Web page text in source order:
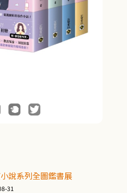
說系列全圖鑑書展
31